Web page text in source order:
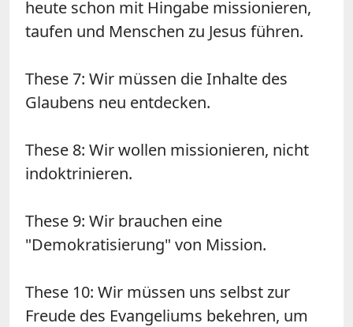
heute schon mit Hingabe missionieren,
taufen und Menschen zu Jesus führen.
These 7: Wir müssen die Inhalte des
Glaubens neu entdecken.
These 8: Wir wollen missionieren, nicht
indoktrinieren.
These 9: Wir brauchen eine
"Demokratisierung" von Mission.
These 10: Wir müssen uns selbst zur
Freude des Evangeliums bekehren, um